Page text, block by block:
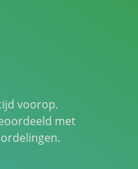
voorop.
met